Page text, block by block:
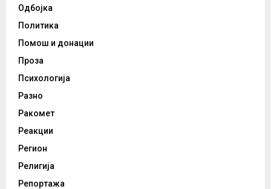
Одбојка
Политика
Помош и донации
Проза
Психологија
Разно
Ракомет
Реакции
Регион
Религија
Репортажа